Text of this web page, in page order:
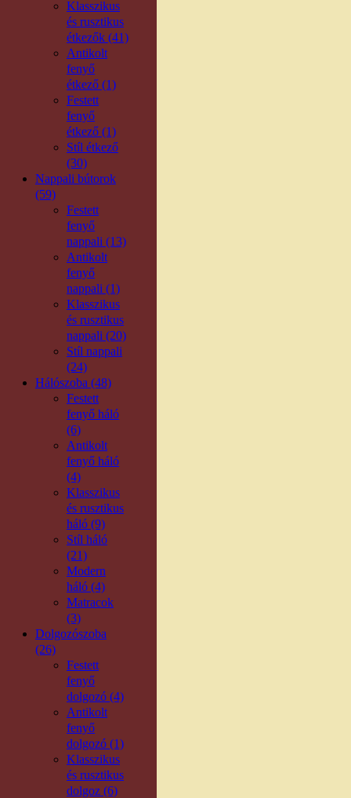
Klasszikus
és rusztikus
étkezők (41)
Antikolt
fenyő
étkező (1)
Festett
fenyő
étkező (1)
Stíl étkező
(30)
Nappali bútorok
(59)
Festett
fenyő
nappali (13)
Antikolt
fenyő
nappali (1)
Klasszikus
és rusztikus
nappali (20)
Stíl nappali
(24)
Hálószoba (48)
Festett
fenyő háló
(6)
Antikolt
fenyő háló
(4)
Klasszikus
és rusztikus
háló (9)
Stíl háló
(21)
Modern
háló (4)
Matracok
(3)
Dolgozószoba
(26)
Festett
fenyő
dolgozó (4)
Antikolt
fenyő
dolgozó (1)
Klasszikus
és rusztikus
dolgoz (6)